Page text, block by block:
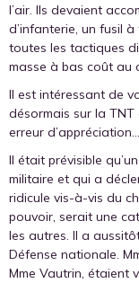
l’air. Ils devaient
d’infanterie, un fusil
toutes les tactiques
masse à bas coût au
Il est intéressant de
désormais sur la
erreur d’appréciation…
Il était prévisible
militaire et qui a
ridicule vis-à-vis du
pouvoir, serait une
les autres. Il a
Défense nationale.
Mme Vautrin, étaient